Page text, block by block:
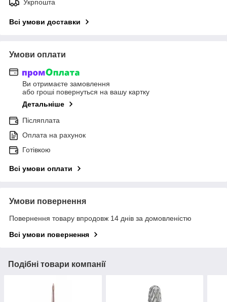
Укрпошта
Всі умови доставки
Умови оплати
Ви отримаєте замовлення
або гроші повернуться на вашу картку
Детальніше
Післяплата
Оплата на рахунок
Готівкою
Всі умови оплати
Умови повернення
Повернення товару впродовж 14 днів за домовленістю
Всі умови повернення
Подібні товари компанії